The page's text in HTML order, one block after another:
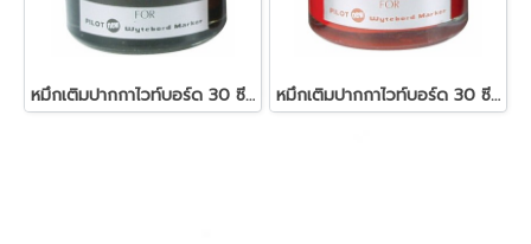
หมึกเติมปากกาไวท์บอร์ด 30 ซีซี. สีดำ ไพล็อต หมึกเติมปากกาไวท์บอร์ด 30 ซีซี. สีแดง ไพล็อต